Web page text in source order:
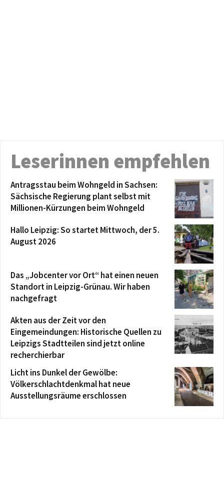
Leserinnen empfehlen
Antragsstau beim Wohngeld in Sachsen:
Sächsische Regierung plant selbst mit
Millionen-Kürzungen beim Wohngeld
Hallo Leipzig: So startet Mittwoch, der 5.
August 2026
Das „Jobcenter vor Ort“ hat einen neuen
Standort in Leipzig-Grünau. Wir haben
nachgefragt
Akten aus der Zeit vor den
Eingemeindungen: Historische Quellen zu
Leipzigs Stadtteilen sind jetzt online
recherchierbar
Licht ins Dunkel der Gewölbe:
Völkerschlachtdenkmal hat neue
Ausstellungsräume erschlossen